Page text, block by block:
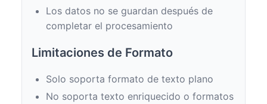
Los datos no se guardan después de
completar el procesamiento
Limitaciones de Formato
Solo soporta formato de texto plano
No soporta texto enriquecido o formatos